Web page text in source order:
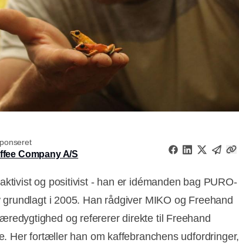
Company A/S
og positivist - han er idémanden bag PURO-
i 2005. Han rådgiver MIKO og Freehand
og refererer direkte til Freehand
Her fortæller han om kaffebranchens udfordringer,